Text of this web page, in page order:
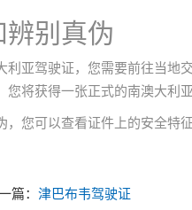
别真伪
利亚驾驶证，您需要前往当地
将获得一张正式的南澳大利亚
，您可以查看证件上的安全特
篇： 津巴布韦驾驶证